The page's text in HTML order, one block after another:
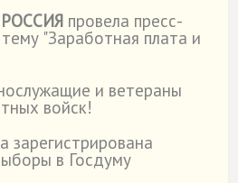
провела пресс-
"Заработная плата и
и ветераны
войск!
зарегистрирована
в Госдуму